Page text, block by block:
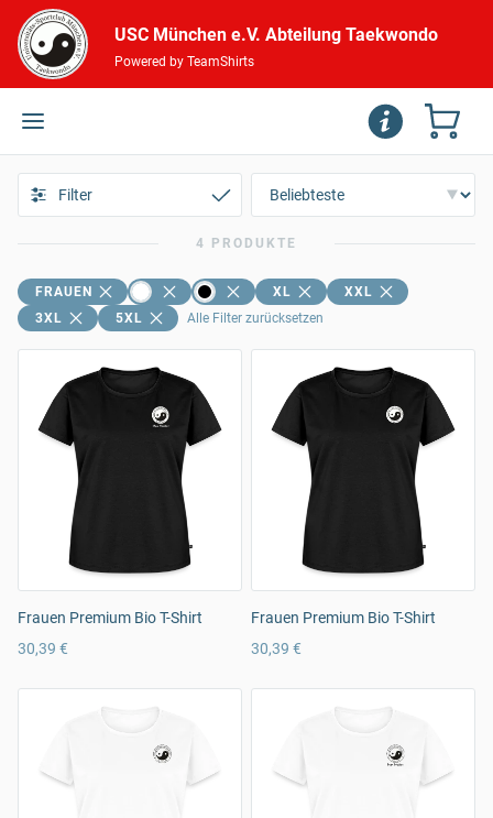
USC München e.V. Abteilung Taekwondo
Powered by TeamShirts
Filter
4 PRODUKTE
FRAUEN XL
XXL
3XL
5XL Alle Filter zurücksetzen
Frauen Premium Bio T-Shirt
30,39 €
Frauen Premium Bio T-Shirt
30,39 €